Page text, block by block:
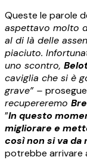
Queste le parole
aspettavo molto
al di là delle
piaciuto.
uno scontro,
caviglia che si è
grave” –
recupereremo
”In questo
migliorare e
così non si va da
potrebbe arrivare